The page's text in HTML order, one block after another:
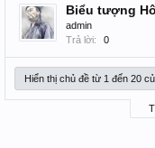
Biểu tượng
admin
Trả lời:
0
Hiển thị chủ đề từ 1 đến 20